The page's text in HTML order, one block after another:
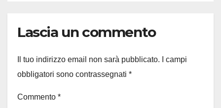
Lascia un commento
Il tuo indirizzo email non sarà pubblicato.
I campi
obbligatori sono contrassegnati *
Commento *